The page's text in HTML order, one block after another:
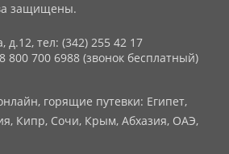
защищены.
д.12, тел: (342) 255 42 17
700 6988 (звонок бесплатный)
горящие путевки: Египет,
Кипр, Сочи, Крым, Абхазия, ОАЭ,